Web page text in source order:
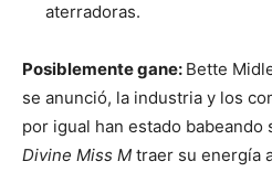
aterradoras.
Posiblemente gane: Bette
se anunció, la industria y los
por igual han estado
Divine Miss M traer su energía